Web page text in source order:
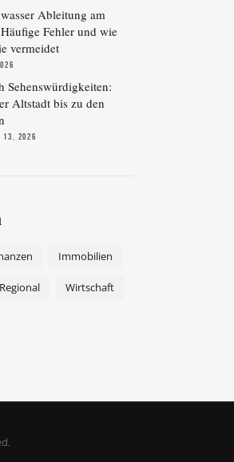
Ableitung am
Fehler und wie
vermeidet
Sehenswürdigkeiten:
Altstadt bis zu den
13, 2026
Immobilien
Regional Wirtschaft